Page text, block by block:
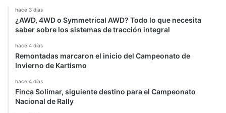
r
hace 3 días
¿AWD, 4WD o Symmetrical AWD? Todo lo que necesita
saber sobre los sistemas de tracción integral
hace 4 días
Remontadas marcaron el inicio del Campeonato de
Invierno de Kartismo
hace 4 días
Finca Solimar, siguiente destino para el Campeonato
Nacional de Rally